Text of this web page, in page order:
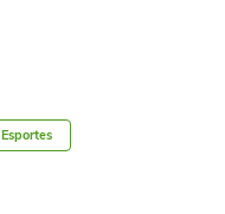
Esportes